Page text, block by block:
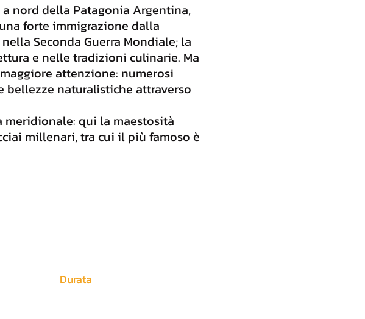
nord della Patagonia Argentina,
forte immigrazione dalla
Seconda Guerra Mondiale; la
e nelle tradizioni culinarie. Ma
attenzione: numerosi
naturalistiche attraverso
meridionale: qui la maestosità
millenari, tra cui il più famoso è
Durata